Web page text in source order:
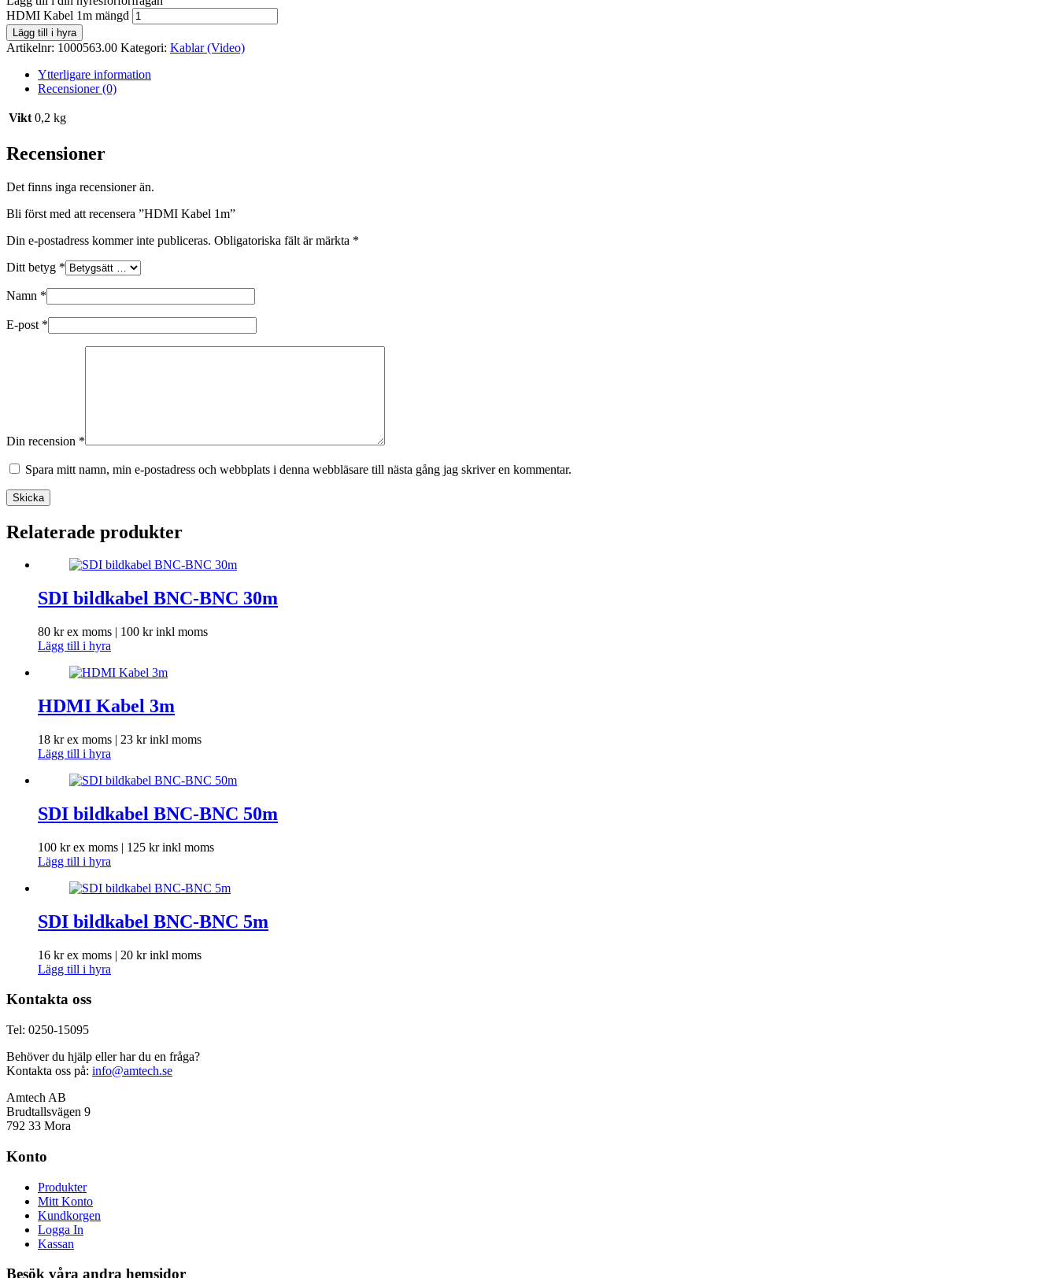
HDMI Kabel 1m mängd
Lägg till i hyra
Artikelnr: 1000563.00 Kategori: Kablar (Video)
Ytterligare information
Recensioner (0)
Vikt 0,2 kg
Recensioner
Det finns inga recensioner än.
Bli först med att recensera ”HDMI Kabel 1m”
Din e-postadress kommer inte publiceras. Obligatoriska fält är märkta *
Ditt betyg *
Namn *
E-post *
Din recension *
Spara mitt namn, min e-postadress och webbplats i denna webbläsare till nästa gång jag skriver en kommentar.
Skicka
Relaterade produkter
SDI bildkabel BNC-BNC 30m
80 krex moms | 100 krinkl moms
Lägg till i hyra
HDMI Kabel 3m
18 krex moms | 23 krinkl moms
Lägg till i hyra
SDI bildkabel BNC-BNC 50m
100 krex moms | 125 krinkl moms
Lägg till i hyra
SDI bildkabel BNC-BNC 5m
16 krex moms | 20 krinkl moms
Lägg till i hyra
Kontakta oss
Tel: 0250-15095
Behöver du hjälp eller har du en fråga?
Kontakta oss på: info@amtech.se
Amtech AB
Brudtallsvägen 9
792 33 Mora
Konto
Produkter
Mitt Konto
Kundkorgen
Logga In
Kassan
Besök våra andra hemsidor